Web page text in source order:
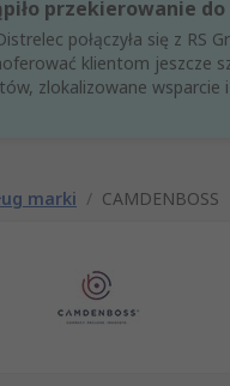
przekierowanie do
połączyła się z RS
klientom jeszcze
zlokalizowane wsparcie
marki / CAMDENBOSS